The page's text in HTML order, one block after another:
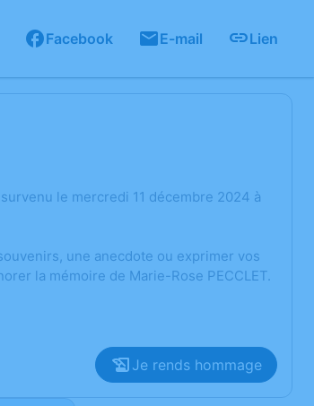
Facebook E-mail Lien
le mercredi 11 décembre 2024 à
une anecdote ou exprimer vos
la mémoire de Marie-Rose PECCLET.
Je rends hommage